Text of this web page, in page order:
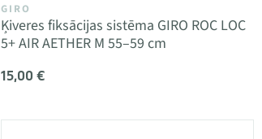
GIRO
Ķiveres fiksācijas sistēma GIRO ROC LOC
5+ AIR AETHER M 55–59 cm
15,00 €